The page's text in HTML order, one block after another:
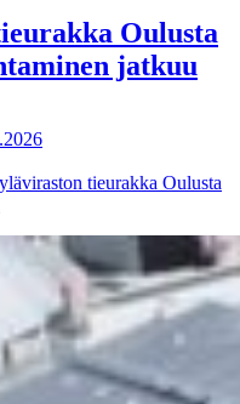
Oulusta
jatkuu
tieurakka Oulusta